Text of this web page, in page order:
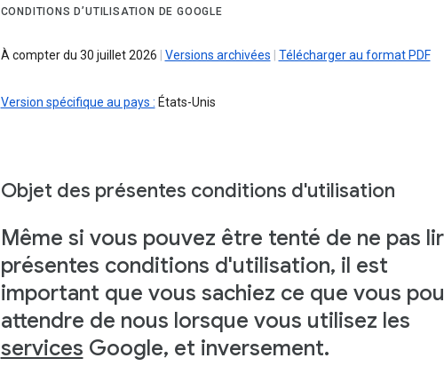
CONDITIONS D’UTILISATION DE GOOGLE
À compter du 30 juillet 2026 Versions archivées Télécharger au format PDF
Version spécifique au pays : États-Unis
Objet des présentes conditions d'utilisation
Même si vous pouvez être tenté de ne pas
présentes conditions d'utilisation, il est
important que vous sachiez ce que vous
attendre de nous lorsque vous utilisez les
services Google, et inversement.